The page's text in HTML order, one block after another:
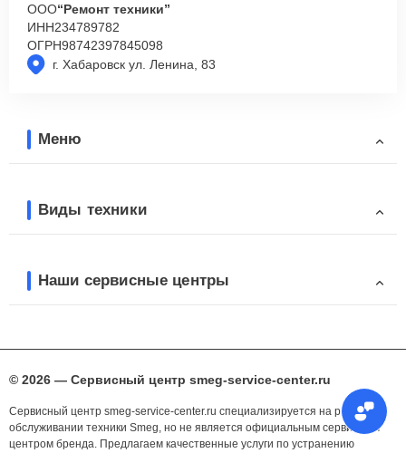
г. Хабаровск ул. Ленина, 83
ООО“Ремонт техники”
ИНН234789782
ОГРН98742397845098
Меню
Виды техники
Наши сервисные центры
© 2026 — Сервисный центр smeg-service-center.ru
Сервисный центр smeg-service-center.ru специализируется на ремонте и
обслуживании техники Smeg, но не является официальным сервисным
центром бренда. Предлагаем качественные услуги по устранению